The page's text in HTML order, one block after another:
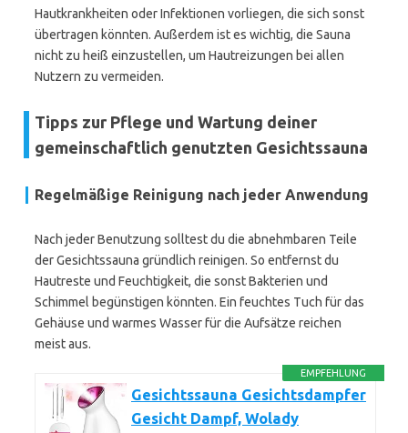
Hautkrankheiten oder Infektionen vorliegen, die sich sonst
übertragen könnten. Außerdem ist es wichtig, die Sauna
nicht zu heiß einzustellen, um Hautreizungen bei allen
Nutzern zu vermeiden.
Tipps zur Pflege und Wartung deiner
gemeinschaftlich genutzten Gesichtssauna
Regelmäßige Reinigung nach jeder Anwendung
Nach jeder Benutzung solltest du die abnehmbaren Teile
der Gesichtssauna gründlich reinigen. So entfernst du
Hautreste und Feuchtigkeit, die sonst Bakterien und
Schimmel begünstigen könnten. Ein feuchtes Tuch für das
Gehäuse und warmes Wasser für die Aufsätze reichen
meist aus.
EMPFEHLUNG
Gesichtssauna Gesichtsdampfer
Gesicht Dampf, Wolady